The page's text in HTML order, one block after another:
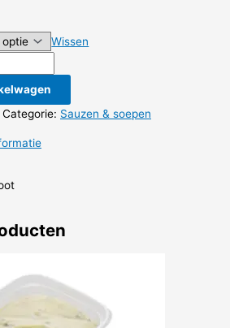
Wissen
Categorie: Sauzen & soepen